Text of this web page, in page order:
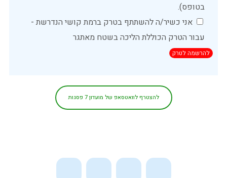
בטופס).
אני כשיר/ה להשתתף בטרק ברמת קושי הנדרשת -
עבור הטרק הכוללת הליכה בשטח מאתגר
לפרטים נוספים אתם מוזמנים
להצטרף לוואטסאפ של מועדון 7 פסגות